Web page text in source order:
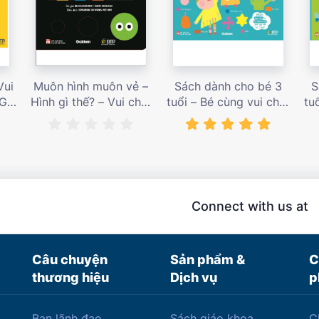
Muôn hình muôn vẻ –
Hình gì thế? – Vui chơi
Sách dành cho bé 3
tuổi – Bé cùng vui chơi
luyện tập – Sách vui
chơi tương tác tăng
Connect with us at
Câu chuyện
thương hiệu
Sản phẩm &
Dịch vụ